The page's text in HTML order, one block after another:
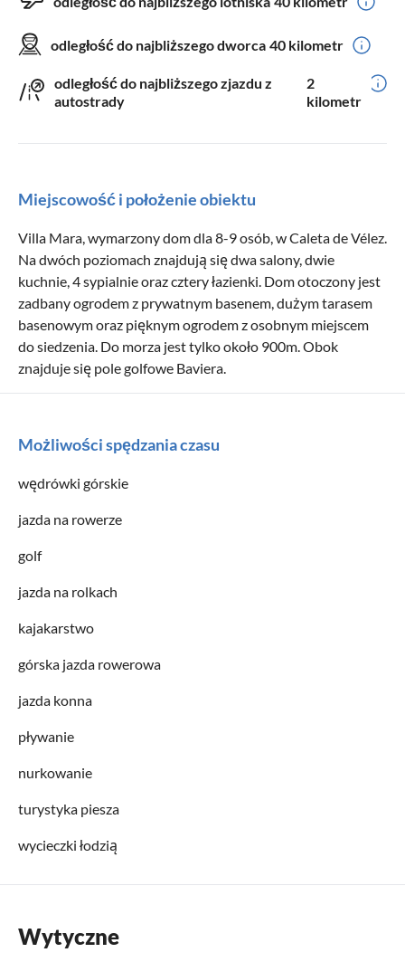
odległość do najbliższego dworca 40 kilometr
odległość do najbliższego zjazdu z
autostrady
2
kilometr
Miejscowość i położenie obiektu
Villa Mara, wymarzony dom dla 8-9 osób, w Caleta de Vélez.
Na dwóch poziomach znajdują się dwa salony, dwie
kuchnie, 4 sypialnie oraz cztery łazienki. Dom otoczony jest
zadbany ogrodem z prywatnym basenem, dużym tarasem
basenowym oraz pięknym ogrodem z osobnym miejscem
do siedzenia. Do morza jest tylko około 900m. Obok
znajduje się pole golfowe Baviera.
Możliwości spędzania czasu
wędrówki górskie
jazda na rowerze
golf
jazda na rolkach
kajakarstwo
górska jazda rowerowa
jazda konna
pływanie
nurkowanie
turystyka piesza
wycieczki łodzią
Wytyczne